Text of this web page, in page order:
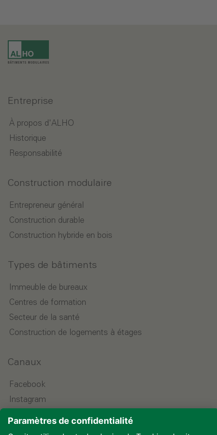
Entreprise
À propos d'ALHO
Historique
Responsabilité
Construction modulaire
Entrepreneur général
Construction durable
Construction hybride en bois
Types de bâtiments
Immeuble de bureaux
Centres de formation
Secteur de la santé
Construction de logements à étages
Canaux
Facebook
Instagram